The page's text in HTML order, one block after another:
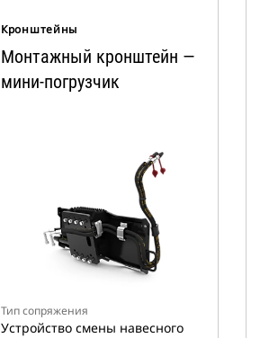
Кронштейны
Монтажный кронштейн —
мини-погрузчик
Тип сопряжения
Устройство смены навесного